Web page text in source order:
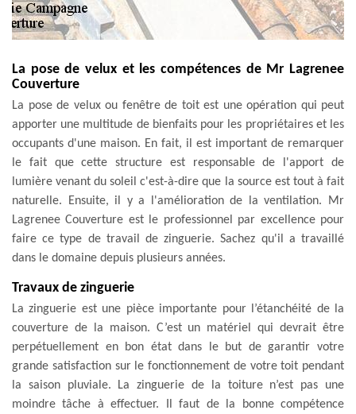
La pose de velux et les compétences de Mr Lagrenee
Couverture
La pose de velux ou fenêtre de toit est une opération qui peut
apporter une multitude de bienfaits pour les propriétaires et les
occupants d'une maison. En fait, il est important de remarquer
le fait que cette structure est responsable de l'apport de
lumière venant du soleil c'est-à-dire que la source est tout à fait
naturelle. Ensuite, il y a l'amélioration de la ventilation. Mr
Lagrenee Couverture est le professionnel par excellence pour
faire ce type de travail de zinguerie. Sachez qu'il a travaillé
dans le domaine depuis plusieurs années.
Travaux de zinguerie
La zinguerie est une pièce importante pour l’étanchéité de la
couverture de la maison. C’est un matériel qui devrait être
perpétuellement en bon état dans le but de garantir votre
grande satisfaction sur le fonctionnement de votre toit pendant
la saison pluviale. La zinguerie de la toiture n’est pas une
moindre tâche à effectuer. Il faut de la bonne compétence